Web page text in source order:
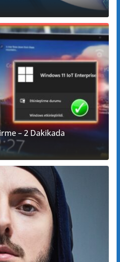
– 2 Dakikada